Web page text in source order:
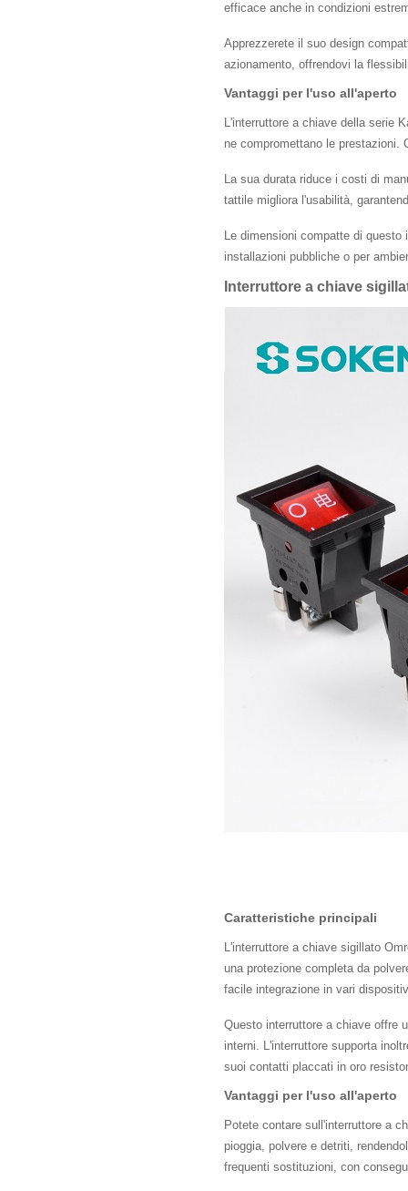
efficace anche in condizioni
Apprezzerete il suo design
azionamento, offrendovi la
Vantaggi per l'uso all'aperto
L'interruttore a chiave della serie
ne compromettano le prestazioni.
La sua durata riduce i costi di
tattile migliora l'usabilità,
Le dimensioni compatte di
installazioni pubbliche o per
Interruttore a chiave
Caratteristiche principali
L'interruttore a chiave sigillato
una protezione completa da
facile integrazione in vari
Questo interruttore a chiave offre
interni. L'interruttore supporta
suoi contatti placcati in oro
Vantaggi per l'uso all'aperto
Potete contare sull'interruttore a
pioggia, polvere e detriti,
frequenti sostituzioni, con